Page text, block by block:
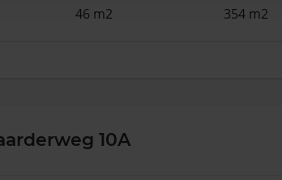
46 m2 354 m2
10A